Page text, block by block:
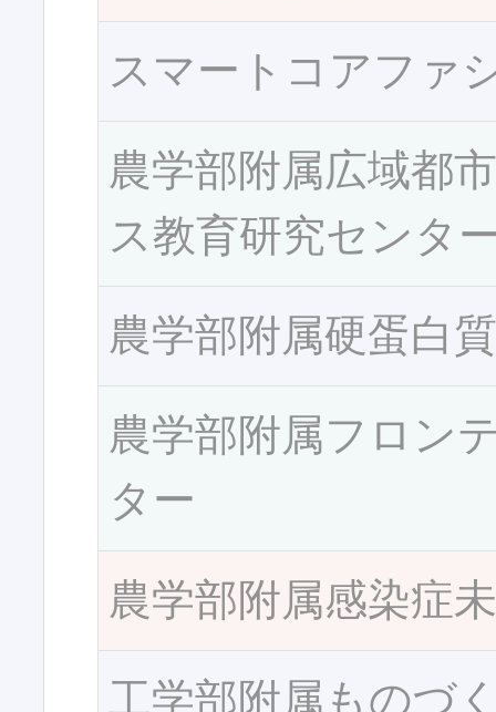
スマートコアファ
農学部附属広域都
ス教育研究センタ
農学部附属硬蛋白
農学部附属フロン
ター
農学部附属感染症
工学部附属ものづ